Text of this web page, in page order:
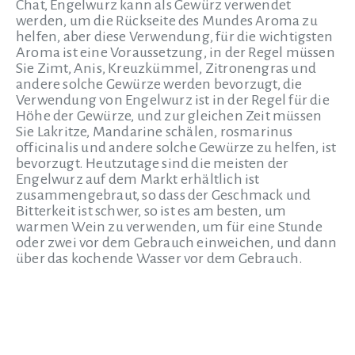
Chat, Engelwurz kann als Gewürz verwendet
werden, um die Rückseite des Mundes Aroma zu
helfen, aber diese Verwendung, für die wichtigsten
Aroma ist eine Voraussetzung, in der Regel müssen
Sie Zimt, Anis, Kreuzkümmel, Zitronengras und
andere solche Gewürze werden bevorzugt, die
Verwendung von Engelwurz ist in der Regel für die
Höhe der Gewürze, und zur gleichen Zeit müssen
Sie Lakritze, Mandarine schälen, rosmarinus
officinalis und andere solche Gewürze zu helfen, ist
bevorzugt. Heutzutage sind die meisten der
Engelwurz auf dem Markt erhältlich ist
zusammengebraut, so dass der Geschmack und
Bitterkeit ist schwer, so ist es am besten, um
warmen Wein zu verwenden, um für eine Stunde
oder zwei vor dem Gebrauch einweichen, und dann
über das kochende Wasser vor dem Gebrauch.